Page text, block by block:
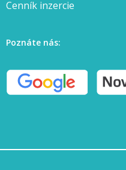
Cenník inzercie
Poznáte nás: